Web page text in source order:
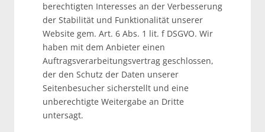
berechtigten Interesses an der Verbesserung
der Stabilität und Funktionalität unserer
Website gem. Art. 6 Abs. 1 lit. f DSGVO. Wir
haben mit dem Anbieter einen
Auftragsverarbeitungsvertrag geschlossen,
der den Schutz der Daten unserer
Seitenbesucher sicherstellt und eine
unberechtigte Weitergabe an Dritte
untersagt.